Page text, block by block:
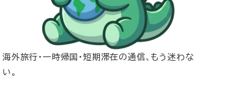
海外旅行・一時帰国・短期滞在の通信、もう迷わな
い。